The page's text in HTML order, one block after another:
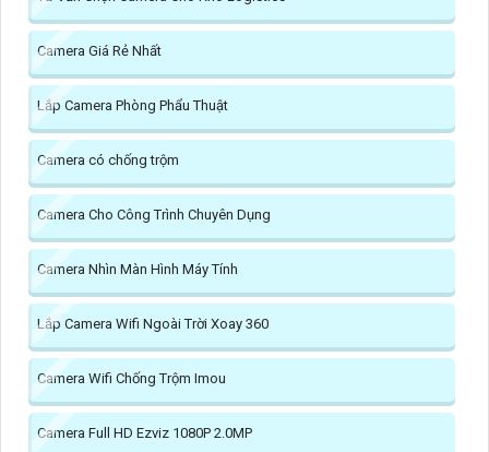
Camera Giá Rẻ Nhất
Lắp Camera Phòng Phẩu Thuật
Camera có chống trộm
Camera Cho Công Trình Chuyên Dụng
Camera Nhìn Màn Hình Máy Tính
Lắp Camera Wifi Ngoài Trời Xoay 360
Camera Wifi Chống Trộm Imou
Camera Full HD Ezviz 1080P 2.0MP